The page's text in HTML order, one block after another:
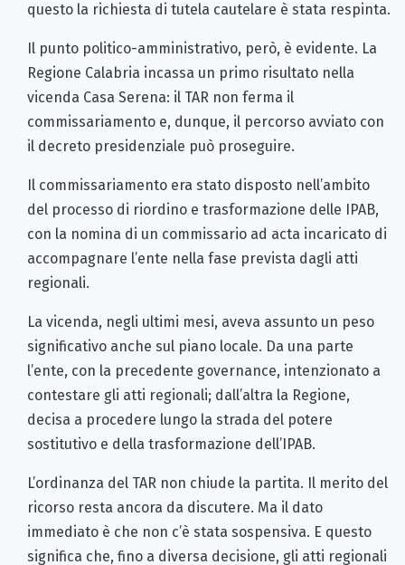
questo la richiesta di tutela cautelare è stata respinta.
Il punto politico-amministrativo, però, è evidente. La
Regione Calabria incassa un primo risultato nella
vicenda Casa Serena: il TAR non ferma il
commissariamento e, dunque, il percorso avviato con
il decreto presidenziale può proseguire.
Il commissariamento era stato disposto nell’ambito
del processo di riordino e trasformazione delle IPAB,
con la nomina di un commissario ad acta incaricato di
accompagnare l’ente nella fase prevista dagli atti
regionali.
La vicenda, negli ultimi mesi, aveva assunto un peso
significativo anche sul piano locale. Da una parte
l’ente, con la precedente governance, intenzionato a
contestare gli atti regionali; dall’altra la Regione,
decisa a procedere lungo la strada del potere
sostitutivo e della trasformazione dell’IPAB.
L’ordinanza del TAR non chiude la partita. Il merito del
ricorso resta ancora da discutere. Ma il dato
immediato è che non c’è stata sospensiva. E questo
significa che, fino a diversa decisione, gli atti regionali